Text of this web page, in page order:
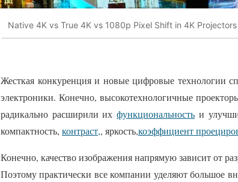
Native 4K vs True 4K vs 1080p Pixel Shift in 4K Projectors
Жесткая конкуренция и новые цифровые технологии
электроники. Конечно, высокотехнологичные
радикально расширили ихфункциональность и
компактность, контраст,, яркость,коэффициент
Конечно, качество изображения напрямую зависит от
Поэтому практически все компании уделяют большое